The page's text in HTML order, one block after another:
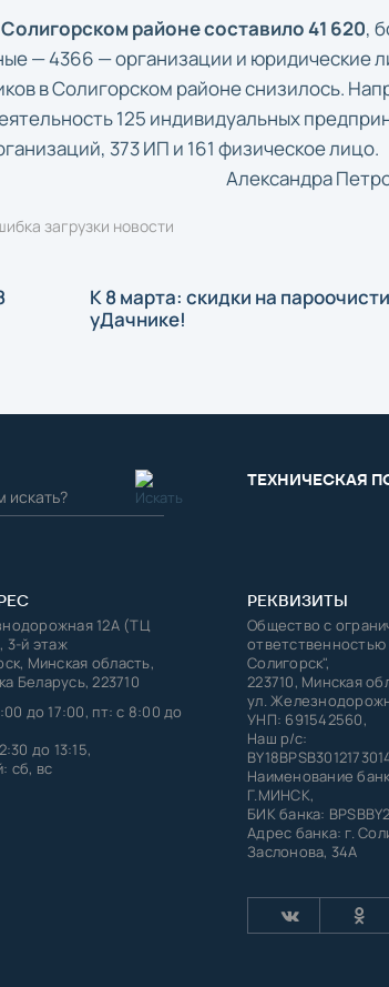
районе составило 41 620,
— 4366 — организации и юридические
в Солигорском районе снизилось.
125 индивидуальных
373 ИП и 161 физическое лицо.
Александра
загрузки новости
К 8 марта: скидки на
уДачнике!
ТЕХНИЧЕСКАЯ
12А (ТЦ
3-й этаж
Минская область,
Беларусь, 223710
до 17:00, пт: с 8:00 до
до 13:15,
сб, вс
РЕКВИЗИТЫ
Общество с
Солигорск",
223710, Минская
ул.
УНП: 691542560,
Наш р/с:
Наименование
Г.МИНСК,
БИК банка:
Адрес банка: г.
Заслонова, 34А